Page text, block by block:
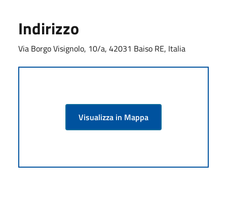
Indirizzo
Via Borgo Visignolo, 10/a, 42031 Baiso RE, Italia
Visualizza in Mappa